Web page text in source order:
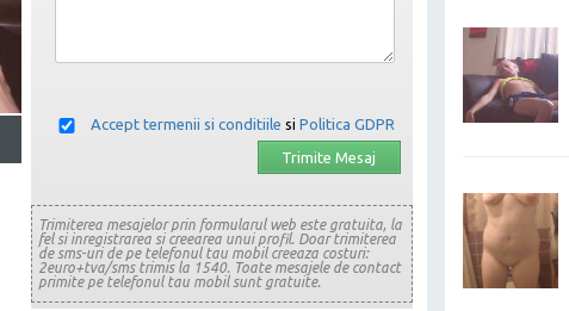
Accept termenii si conditiile si Politica GDPR
Trimiterea mesajelor prin formularul web este gratuita, la
fel si inregistrarea si creearea unui profil. Doar trimiterea
de sms-uri de pe telefonul tau mobil creeaza costuri:
2euro+tva/sms trimis la 1540. Toate mesajele de contact
primite pe telefonul tau mobil sunt gratuite.